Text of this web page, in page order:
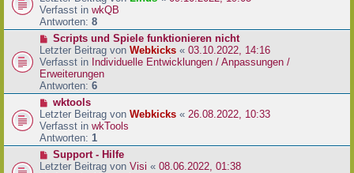
g
i
t
a
g
u
e
r
B
e
i
t
r
a
g
Verfasst in wkQB
Antworten: 8
N
e
u
e
r
B
e
i
t
r
a
g
Scripts und Spiele funktionieren nicht
Letzter Beitrag von Webkicks « 03.10.2022, 14:16
Verfasst in Individuelle Entwicklungen / Anpassungen /
Erweiterungen
Antworten: 6
N
e
u
e
r
B
wktools
Letzter Beitrag von Webkicks « 26.08.2022, 10:33
Verfasst in wkTools
Antworten: 1
N
e
Support - Hilfe
Letzter Beitrag von Visi « 08.06.2022, 01:38